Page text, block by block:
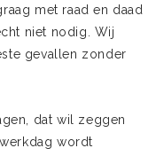
met raad en daad
niet nodig. Wij
gevallen zonder
dat wil zeggen
wordt